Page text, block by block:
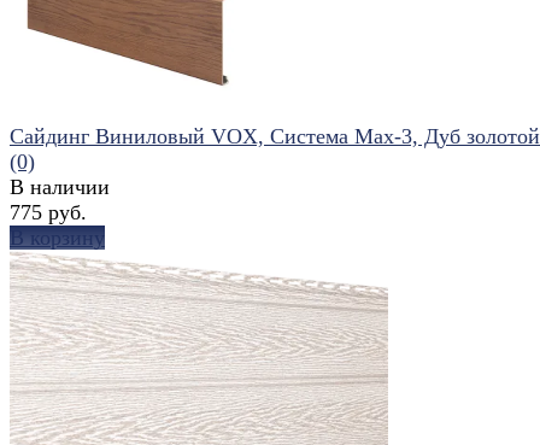
избранное сравнить
Сайдинг Виниловый VOX, Система Max-3, Дуб золотой
(0)
В наличии
775 руб.
В корзину